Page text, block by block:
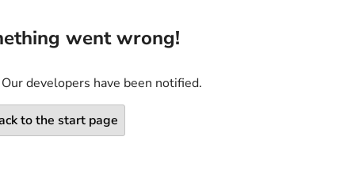
went wrong!
developers have been notified.
to the start page